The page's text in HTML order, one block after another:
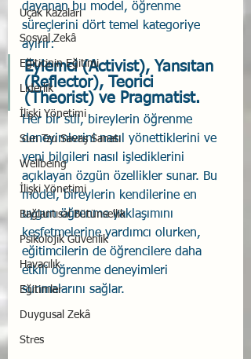
Uçak Kazaları
Sosyal Zekâ
Eğiticinin Eğitimi
Liderlik
İlişki Yönetimi
Sun Tzu Savaş Sanatı
Wellbeing
İlişki Yönetimi
Bağlantısal Bütünsellik
Psikolojik Güvenlik
Havacılık
Eğitimler
Duygusal Zekâ
Stres
dayanan bu model, öğrenme
süreçlerini dört temel kategoriye
ayırır:
Eylemci (Activist), Yansıtan
(Reflector), Teorici
(Theorist) ve Pragmatist.
Her bir stil, bireylerin öğrenme
deneyimlerini nasıl yönettiklerini ve
yeni bilgileri nasıl işlediklerini
açıklayan özgün özellikler sunar. Bu
model, bireylerin kendilerine en
uygun öğrenme yaklaşımını
keşfetmelerine yardımcı olurken,
eğitimcilerin de öğrencilere daha
etkili öğrenme deneyimleri
sunmalarını sağlar.